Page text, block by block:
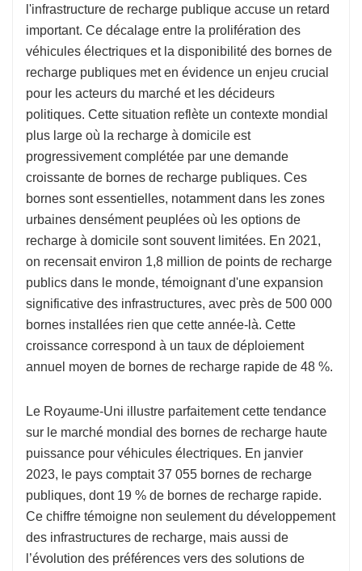
l'infrastructure de recharge publique accuse un retard
important. Ce décalage entre la prolifération des
véhicules électriques et la disponibilité des bornes de
recharge publiques met en évidence un enjeu crucial
pour les acteurs du marché et les décideurs
politiques. Cette situation reflète un contexte mondial
plus large où la recharge à domicile est
progressivement complétée par une demande
croissante de bornes de recharge publiques. Ces
bornes sont essentielles, notamment dans les zones
urbaines densément peuplées où les options de
recharge à domicile sont souvent limitées. En 2021,
on recensait environ 1,8 million de points de recharge
publics dans le monde, témoignant d'une expansion
significative des infrastructures, avec près de 500 000
bornes installées rien que cette année-là. Cette
croissance correspond à un taux de déploiement
annuel moyen de bornes de recharge rapide de 48 %.
Le Royaume-Uni illustre parfaitement cette tendance
sur le marché mondial des bornes de recharge haute
puissance pour véhicules électriques. En janvier
2023, le pays comptait 37 055 bornes de recharge
publiques, dont 19 % de bornes de recharge rapide.
Ce chiffre témoigne non seulement du développement
des infrastructures de recharge, mais aussi de
l’évolution des préférences vers des solutions de